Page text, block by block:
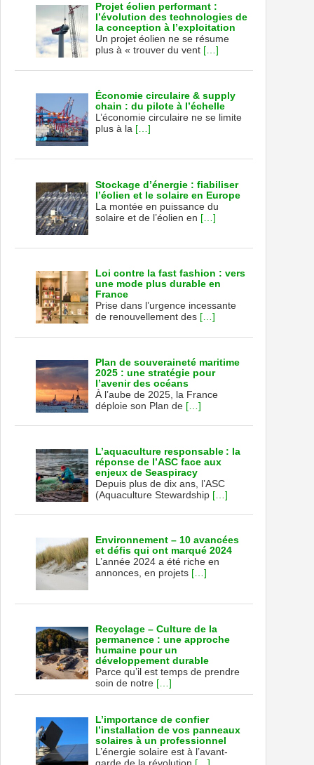
Projet éolien performant :
l’évolution des technologies de
la conception à l’exploitation
Un projet éolien ne se résume
plus à « trouver du vent […]
Économie circulaire & supply
chain : du pilote à l’échelle
L’économie circulaire ne se limite
plus à la […]
Stockage d’énergie : fiabiliser
l’éolien et le solaire en Europe
La montée en puissance du
solaire et de l’éolien en […]
Loi contre la fast fashion : vers
une mode plus durable en
France
Prise dans l’urgence incessante
de renouvellement des […]
Plan de souveraineté maritime
2025 : une stratégie pour
l’avenir des océans
À l’aube de 2025, la France
déploie son Plan de […]
L’aquaculture responsable : la
réponse de l’ASC face aux
enjeux de Seaspiracy
Depuis plus de dix ans, l’ASC
(Aquaculture Stewardship […]
Environnement – 10 avancées
et défis qui ont marqué 2024
L’année 2024 a été riche en
annonces, en projets […]
Recyclage – Culture de la
permanence : une approche
humaine pour un
développement durable
Parce qu’il est temps de prendre
soin de notre […]
L’importance de confier
l’installation de vos panneaux
solaires à un professionnel
L’énergie solaire est à l’avant-